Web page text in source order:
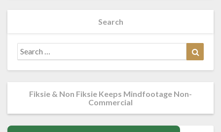
Search
Search
for:
Fiksie & Non Fiksie Keeps Mindfootage Non-
Commercial